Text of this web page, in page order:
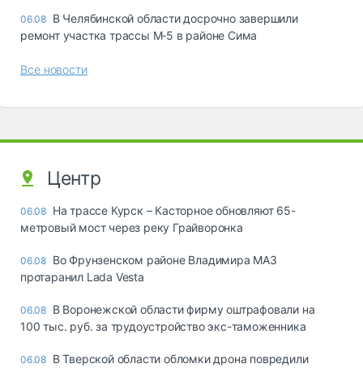
06.08 В Челябинской области досрочно завершили
ремонт участка трассы М‑5 в районе Сима
Все новости
Центр
06.08 На трассе Курск – Касторное обновляют 65-
метровый мост через реку Грайворонка
06.08 Во Фрунзенском районе Владимира МАЗ
протаранил Lada Vesta
06.08 В Воронежской области фирму оштрафовали на
100 тыс. руб. за трудоустройство экс-таможенника
06.08 В Тверской области обломки дрона повредили